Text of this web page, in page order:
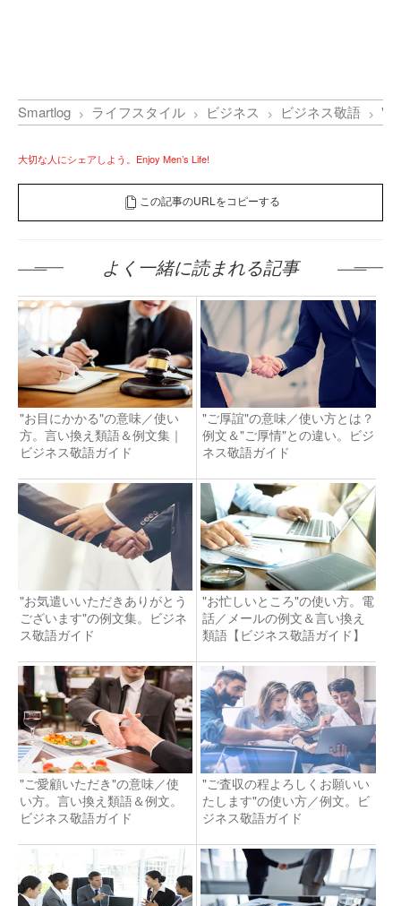
Smartlog ライフスタイル ビジネス ビジネス敬語 "
大切な人にシェアしよう。Enjoy Men’s Life!
この記事のURLをコピーする
よく一緒に読まれる記事
"お目にかかる"の意味／使い
方。言い換え類語＆例文集｜
ビジネス敬語ガイド
"ご厚誼"の意味／使い方とは？
例文＆"ご厚情"との違い。ビジ
ネス敬語ガイド
"お気遣いいただきありがとう
ございます"の例文集。ビジネ
ス敬語ガイド
"お忙しいところ"の使い方。電
話／メールの例文＆言い換え
類語【ビジネス敬語ガイド】
"ご愛顧いただき"の意味／使
い方。言い換え類語＆例文。
ビジネス敬語ガイド
"ご査収の程よろしくお願いい
たします"の使い方／例文。ビ
ジネス敬語ガイド